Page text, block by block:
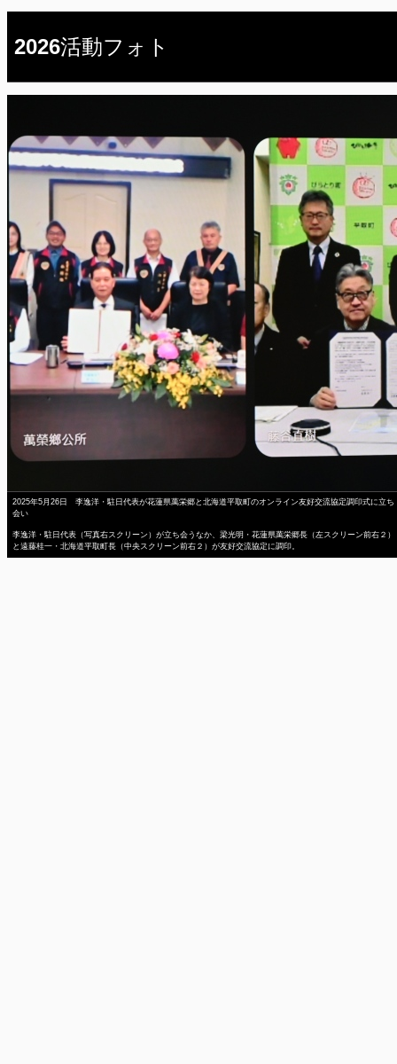
2026活動フォト
2025年5月26日 李逸洋・駐日代表が花蓮県萬栄郷と北海道平取町のオンライン友好交流協定調印式に立ち
会い
李逸洋・駐日代表（写真右スクリーン）が立ち会うなか、梁光明・花蓮県萬栄郷長（左スクリーン前右２）
と遠藤桂一・北海道平取町長（中央スクリーン前右２）が友好交流協定に調印。